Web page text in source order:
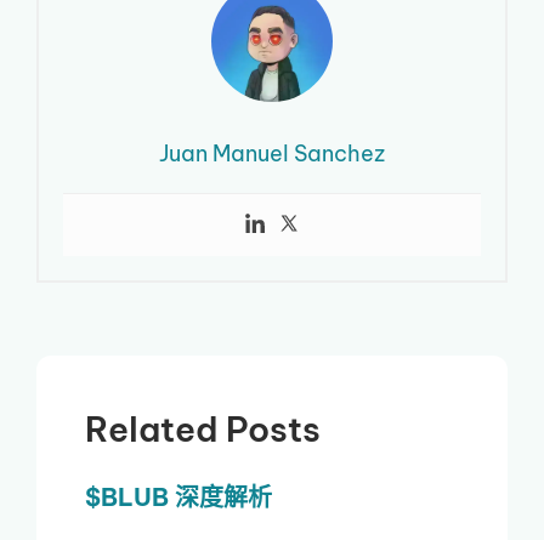
Juan Manuel Sanchez
Related Posts
$BLUB 深度解析